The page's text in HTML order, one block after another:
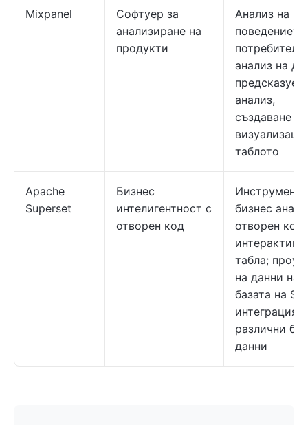
Mixpanel
Софтуер за
анализиране на
продукти
Анализ на
анализ на
предсказуем
анализ,
създаване на
таблото
Apache
Superset
Бизнес
интелигентност с
отворен код
Инструмент
бизнес
отворен код;
табла;
на данни на
базата на
интеграция с
различни
данни